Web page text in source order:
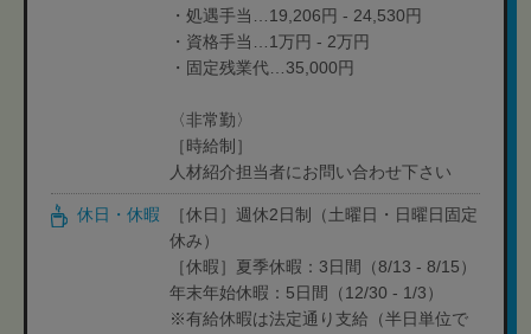
・処遇手当…19,206円 - 24,530円
・資格手当…1万円 - 2万円
・固定残業代…35,000円
〈非常勤〉
［時給制］
人材紹介担当者にお問い合わせ下さい
休日・休暇
［休日］週休2日制（土曜日・日曜日固定
休み）
［休暇］夏季休暇：3日間（8/13 - 8/15）
年末年始休暇：5日間（12/30 - 1/3）
※有給休暇は法定通り支給（半日単位で